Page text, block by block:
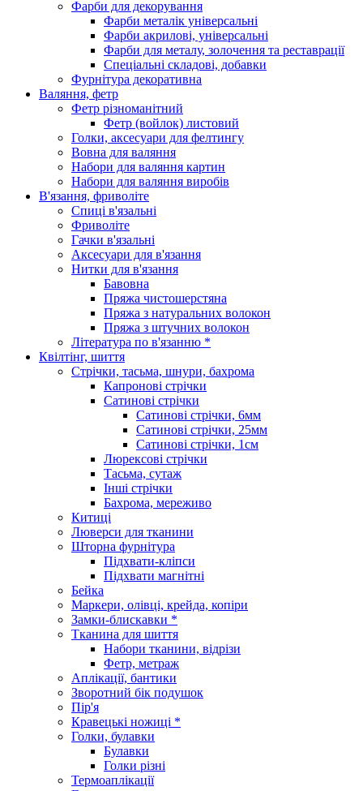
Фарби для декорування
Фарби металік універсальні
Фарби акрилові, універсальні
Фарби для металу, золочення та реставрації
Спеціальні складові, добавки
Фурнітура декоративна
Валяння, фетр
Фетр різноманітний
Фетр (войлок) листовий
Голки, аксесуари для фелтингу
Вовна для валяння
Набори для валяння картин
Набори для валяння виробів
В'язання, фриволіте
Спиці в'язальні
Фриволіте
Гачки в'язальні
Аксесуари для в'язання
Нитки для в'язання
Бавовна
Пряжа чистошерстяна
Пряжа з натуральних волокон
Пряжа з штучних волокон
Література по в'язанню *
Квілтінг, шиття
Стрічки, тасьма, шнури, бахрома
Капронові стрічки
Сатинові стрічки
Сатинові стрічки, 6мм
Сатинові стрічки, 25мм
Сатинові стрічки, 1см
Люрексові стрічки
Тасьма, сутаж
Інші стрічки
Бахрома, мереживо
Китиці
Люверси для тканини
Шторна фурнітура
Підхвати-кліпси
Підхвати магнітні
Бейка
Маркери, олівці, крейда, копіри
Замки-блискавки *
Тканина для шиття
Набори тканини, відрізи
Фетр, метраж
Аплікації, бантики
Зворотний бік подушок
Пір'я
Кравецькі ножиці *
Голки, булавки
Булавки
Голки різні
Термоаплікації